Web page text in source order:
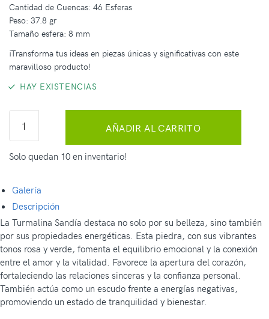
Cantidad de Cuencas: 46 Esferas
Peso: 37.8 gr
Tamaño esfera: 8 mm
¡Transforma tus ideas en piezas únicas y significativas con este
maravilloso producto!
HAY EXISTENCIAS
AÑADIR AL CARRITO
Solo quedan 10 en inventario!
Galería
Descripción
La Turmalina Sandía destaca no solo por su belleza, sino también
por sus propiedades energéticas. Esta piedra, con sus vibrantes
tonos rosa y verde, fomenta el equilibrio emocional y la conexión
entre el amor y la vitalidad. Favorece la apertura del corazón,
fortaleciendo las relaciones sinceras y la confianza personal.
También actúa como un escudo frente a energías negativas,
promoviendo un estado de tranquilidad y bienestar.